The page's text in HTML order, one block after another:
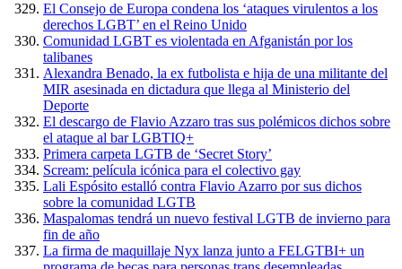
El Consejo de Europa condena los ‘ataques virulentos a los
derechos LGBT’ en el Reino Unido
Comunidad LGBT es violentada en Afganistán por los
talibanes
Alexandra Benado, la ex futbolista e hija de una militante del
MIR asesinada en dictadura que llega al Ministerio del
Deporte
El descargo de Flavio Azzaro tras sus polémicos dichos sobre
el ataque al bar LGBTIQ+
Primera carpeta LGTB de ‘Secret Story’
Scream: película icónica para el colectivo gay
Lali Espósito estalló contra Flavio Azarro por sus dichos
sobre la comunidad LGTB
Maspalomas tendrá un nuevo festival LGTB de invierno para
fin de año
La firma de maquillaje Nyx lanza junto a FELGTBI+ un